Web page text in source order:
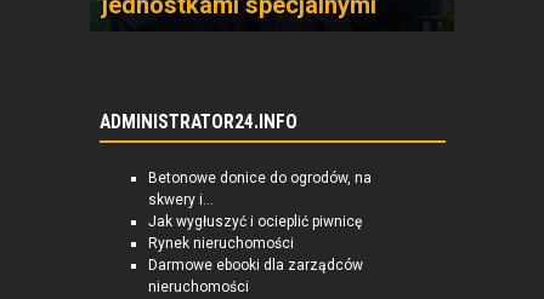
ADMINISTRATOR24.INFO
Betonowe donice do ogrodów, na
skwery i...
Jak wygłuszyć i ocieplić piwnicę
Rynek nieruchomości
Darmowe ebooki dla zarządców
nieruchomości